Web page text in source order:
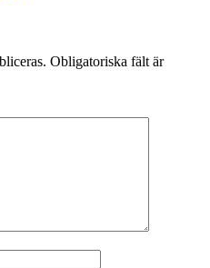
Obligatoriska fält är